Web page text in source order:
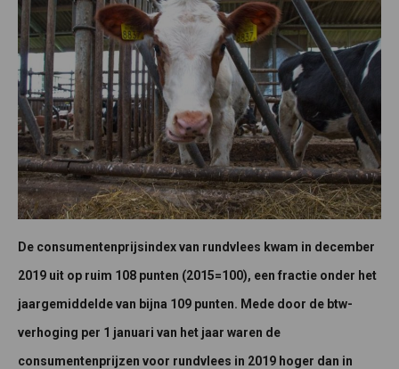
De consumentenprijsindex van rundvlees kwam in december
2019 uit op ruim 108 punten (2015=100), een fractie onder het
jaargemiddelde van bijna 109 punten. Mede door de btw-
verhoging per 1 januari van het jaar waren de
consumentenprijzen voor rundvlees in 2019 hoger dan in